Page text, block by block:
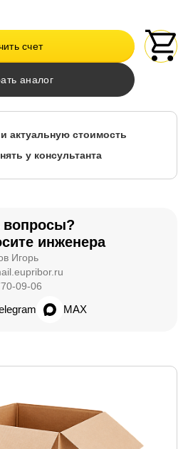
счет
аналог
актуальную стоимость
у консультанта
вопросы?
инженера
Игорь
09-06
MAX